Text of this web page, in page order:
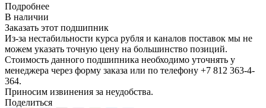
Подробнее
В наличии
Заказать этот подшипник
Из-за нестабильности курса рубля и каналов поставок мы не
можем указать точную цену на большинство позиций.
Стоимость данного подшипника необходимо уточнять у
менеджера через форму заказа или по телефону +7 812 363-4-
364.
Приносим извинения за неудобства.
Поделиться